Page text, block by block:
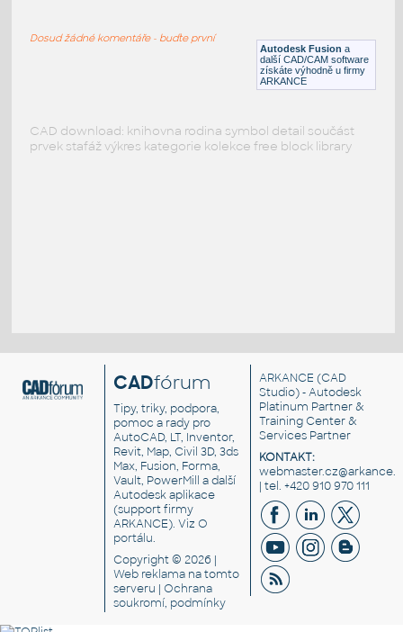
Autodesk Fusion a
další CAD/CAM software
získáte výhodně u firmy
ARKANCE
Dosud žádné komentáře - buďte první
CAD download: knihovna rodina symbol detail součást
prvek stafáž výkres kategorie kolekce free block library
CADfórum
Tipy, triky, podpora,
pomoc a rady pro
AutoCAD, LT, Inventor,
Revit, Map, Civil 3D, 3ds
Max, Fusion, Forma,
Vault, PowerMill a další
Autodesk aplikace
(support firmy
ARKANCE). VizO
portálu.
Copyright © 2026 |
Web reklama na tomto
serveru |Ochrana
soukromí, podmínky
ARKANCE (CAD
Studio) - Autodesk
Platinum Partner &
Training Center &
Services Partner
KONTAKT:
| tel. +420 910 970 111